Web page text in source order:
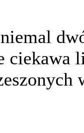
ciekawa